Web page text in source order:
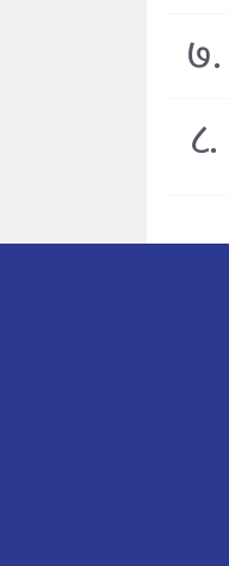
७.
८.